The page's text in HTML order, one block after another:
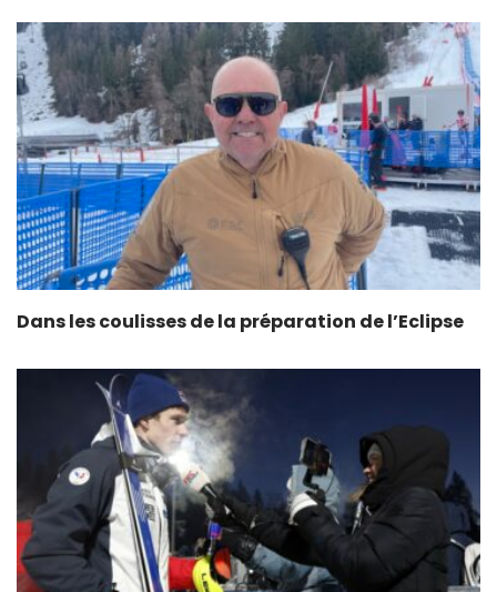
Dans les coulisses de la préparation de l’Eclipse